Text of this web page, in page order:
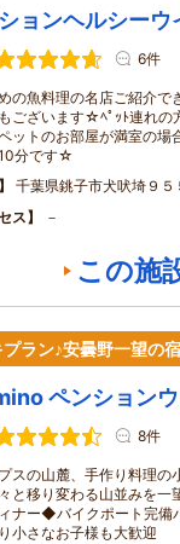
ョンヘルシーウ
6件
の魚料理の名店ご紹介で
ございます☆ﾍﾟｯﾄ連れの
ットのお部屋が満室の場
分です☆
千葉県銚子市犬吠埼９５
ス
－
この施
ラン♪安曇野一望の宿
ペンション
8件
スの山麓、手作り料理
と移り変わる山並みを
ナー◆バイクポート完
小さなお子様も大歓迎